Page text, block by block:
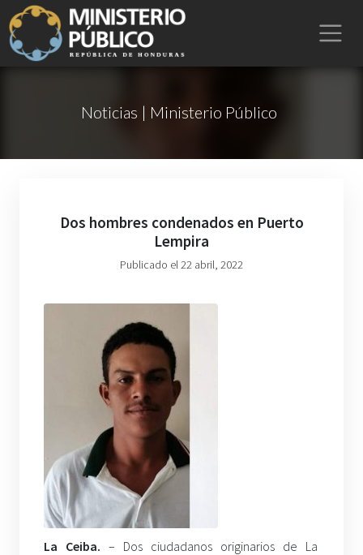
Noticias | Ministerio Público
Dos hombres condenados en Puerto
Lempira
Publicado el 22 abril, 2022
La Ceiba. – Dos ciudadanos originarios de La